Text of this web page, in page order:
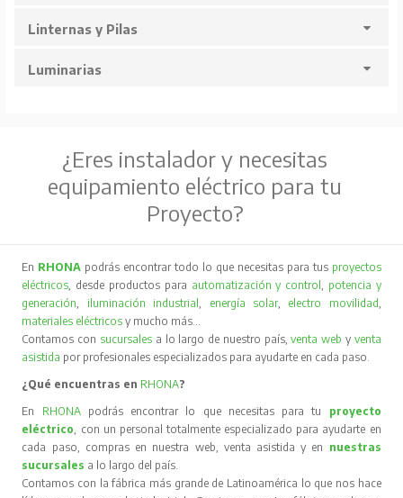
Linternas y Pilas
Luminarias
¿Eres instalador y necesitas
equipamiento eléctrico para tu
Proyecto?
En RHONA podrás encontrar todo lo que necesitas para tus proyectos
eléctricos , desde productos para automatización y control
potencia y
generación
iluminación industrial energía solar, electro movilidad
materiales eléctricos y mucho más…
Contamos con sucursales a lo largo de nuestro país,venta web y venta
asistida por profesionales especializados para ayudarte en cada paso.
¿Qué encuentras en RHONA?
En RHONA podrás encontrar lo que necesitas para tu proyecto
eléctrico , con un personal totalmente especializado para ayudarte en
cada paso, compras en nuestra web, venta asistida y en nuestras
sucursales a lo largo del país.
Contamos con la fábrica más grande de Latinoamérica lo que nos hace